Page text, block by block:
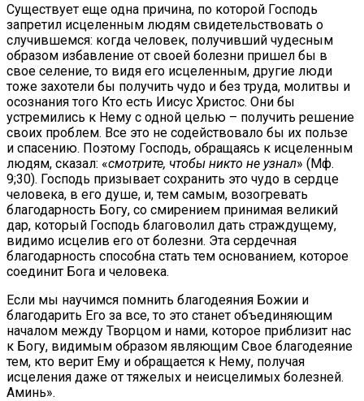
Существует еще одна причина, по которой Господь
запретил исцеленным людям свидетельствовать о
случившемся: когда человек, получивший чудесным
образом избавление от своей болезни пришел бы в
свое селение, то видя его исцеленным, другие люди
тоже захотели бы получить чудо и без труда, молитвы и
осознания того Кто есть Иисус Христос. Они бы
устремились к Нему с одной целью – получить решение
своих проблем. Все это не содействовало бы их пользе
и спасению. Поэтому Господь, обращаясь к исцеленным
людям, сказал: «смотрите, чтобы никто не узнал» (Мф.
9;30). Господь призывает сохранить это чудо в сердце
человека, в его душе, и, тем самым, возогревать
благодарность Богу, со смирением принимая великий
дар, который Господь благоволил дать страждущему,
видимо исцелив его от болезни. Эта сердечная
благодарность способна стать тем основанием, которое
соединит Бога и человека.
Если мы научимся помнить благодеяния Божии и
благодарить Его за все, то это станет объединяющим
началом между Творцом и нами, которое приблизит нас
к Богу, видимым образом являющим Свое благодеяние
тем, кто верит Ему и обращается к Нему, получая
исцеления даже от тяжелых и неисцелимых болезней.
Аминь».